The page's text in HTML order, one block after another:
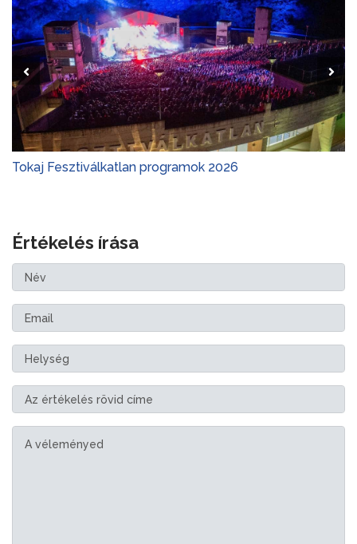
Tokaj Fesztiválkatlan programok 2026
Értékelés írása